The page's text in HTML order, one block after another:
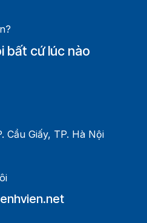
bất cứ lúc nào
Cầu Giấy, TP. Hà Nội